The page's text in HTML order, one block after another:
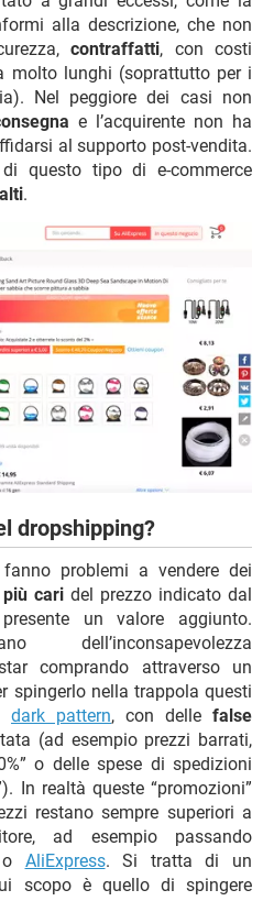
alla descrizione, che non
contraffatti, con costi
molto lunghi (soprattutto per i
Nel peggiore dei casi non
e l’acquirente non ha
al supporto post-vendita.
questo tipo di e-commerce
.
dropshipping?
problemi a vendere dei
caridel prezzo indicato dal
un valore aggiunto.
dell’inconsapevolezza
comprando attraverso un
spingerlo nella trappola questi
dark pattern, con delle false
(ad esempio prezzi barrati,
o delle spese di spedizioni
In realtà queste “promozioni”
restano sempre superiori a
ad esempio passando
o AliExpress. Si tratta di un
scopo è quello di spingere